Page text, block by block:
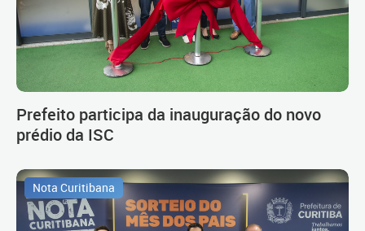
Prefeito participa da inauguração do novo
prédio da ISC
Nota Curitibana